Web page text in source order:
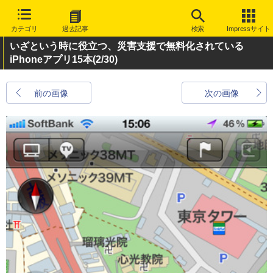
カテゴリ 過去記事 検索 Impressサイト
いざという時に役立つ、災害支援で無料化されている
iPhoneアプリ15本(2/30)
前の画像 次の画像